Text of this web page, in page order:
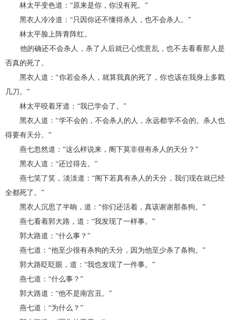
林太平变色道：“原来是你，你没有死。”
黑衣人冷冷道：“只因你还不懂得杀人，也不会杀人。”
林太平脸上阵青阵红。
他的确还不会杀人，杀了人后就已心慌意乱，也不去看看那人是
否真的死了。
黑衣人道：“你若会杀人，就算我真的死了，你也该在我身上多戳
几刀。”
林太平咬着牙道：“我已学会了。”
黑衣人道：“学不会的，不会杀人的人，永远都学不会的。杀人也
得要有天分。”
燕七忽然道：“这么样说来，阁下莫非很有杀人的天分？”
黑衣人道：“还过得去。”
燕七笑了笑，淡淡道：“阁下若真有杀人的天分，我们现在就已经
全都死了。”
黑衣人沉思了半晌，道：“你们还活着，真该谢谢那条狗。”
燕七看着郭大路，道：“我发现了一样事。”
郭大路道：“什么事？”
燕七道：“他至少很有杀狗的天分，因为他至少杀了条狗。”
郭大路眨眨眼，道：“我也发现了一件事。”
燕七道：“什么事？”
郭大路道：“他不是南宫丑。”
燕七道：“为什么？”